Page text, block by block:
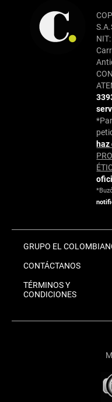
GRUPO EL
CONTÁCTANOS
TÉRMINOS Y
CONDICIONES